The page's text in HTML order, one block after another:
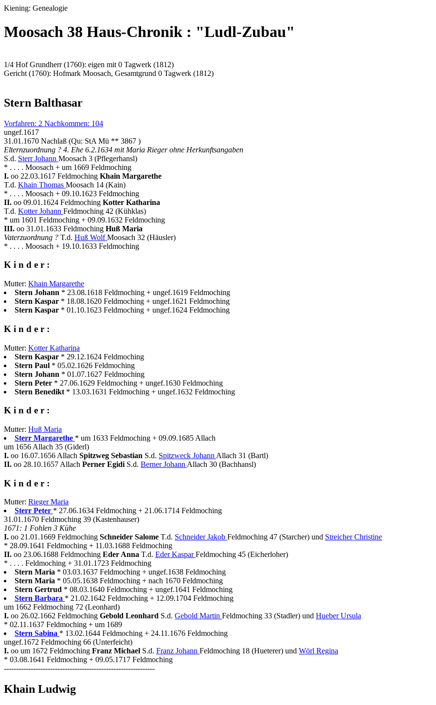
Kiening: Genealogie
Moosach 38 Haus-Chronik : "Ludl-Zubau"
1/4 Hof Grundherr (1760): eigen mit 0 Tagwerk (1812)
Gericht (1760): Hofmark Moosach, Gesamtgrund 0 Tagwerk (1812)
Stern Balthasar
Vorfahren: 2 Nachkommen: 104
ungef.1617
31.01.1670 Nachlaß (Qu: StA Mü ** 3867 )
Elternzuordnung ? 4. Ehe 6.2.1634 mit Maria Rieger ohne Herkunftsangaben
S.d. Sterr Johann Moosach 3 (Pflegerhansl)
* . . . . Moosach + um 1669 Feldmoching
I. oo 22.03.1617 Feldmoching Khain Margarethe
T.d. Khain Thomas Moosach 14 (Kain)
* . . . . Moosach + 09.10.1623 Feldmoching
II. oo 09.01.1624 Feldmoching Kotter Katharina
T.d. Kotter Johann Feldmoching 42 (Kühklas)
* um 1601 Feldmoching + 09.09.1632 Feldmoching
III. oo 31.01.1633 Feldmoching Huß Maria
Vaterzuordnung ? T.d. Huß WolfMoosach 32 (Häusler)
* . . . . Moosach + 19.10.1633 Feldmoching
K i n d e r :
Mutter: Khain Margarethe
Stern Johann * 23.08.1618 Feldmoching + ungef.1619 Feldmoching
Stern Kaspar * 18.08.1620 Feldmoching + ungef.1621 Feldmoching
Stern Kaspar * 01.10.1623 Feldmoching + ungef.1624 Feldmoching
K i n d e r :
Mutter: Kotter Katharina
Stern Kaspar * 29.12.1624 Feldmoching
Stern Paul * 05.02.1626 Feldmoching
Stern Johann * 01.07.1627 Feldmoching
Stern Peter * 27.06.1629 Feldmoching + ungef.1630 Feldmoching
Stern Benedikt * 13.03.1631 Feldmoching + ungef.1632 Feldmoching
K i n d e r :
Mutter: Huß Maria
Sterr Margarethe * um 1633 Feldmoching + 09.09.1685 Allach
um 1656 Allach 35 (Giderl)
I. oo 16.07.1656 Allach Spitzweg Sebastian S.d. Spitzweck Johann Allach 31 (Bartl)
II. oo 28.10.1657 Allach Perner Egidi S.d. Berner Johann Allach 30 (Bachhansl)
K i n d e r :
Mutter: Rieger Maria
Sterr Peter * 27.06.1634 Feldmoching + 21.06.1714 Feldmoching
31.01.1670 Feldmoching 39 (Kastenhauser)
1671: 1 Fohlen 3 Kühe
I. oo 21.01.1669 Feldmoching Schneider Salome T.d. Schneider Jakob Feldmoching 47 (Starcher) und Streicher Christine
* 28.09.1641 Feldmoching + 11.03.1688 Feldmoching
II. oo 23.06.1688 Feldmoching Eder Anna T.d. Eder KasparFeldmoching 45 (Eicherloher)
* . . . . Feldmoching + 31.01.1723 Feldmoching
Stern Maria * 03.03.1637 Feldmoching + ungef.1638 Feldmoching
Stern Maria * 05.05.1638 Feldmoching + nach 1670 Feldmoching
Stern Gertrud * 08.03.1640 Feldmoching + ungef.1641 Feldmoching
Stern Barbara * 21.02.1642 Feldmoching + 12.09.1704 Feldmoching
um 1662 Feldmoching 72 (Leonhard)
I. oo 26.02.1662 Feldmoching Gebold Leonhard S.d. Gebold Martin Feldmoching 33 (Stadler) und Hueber Ursula
* 02.11.1637 Feldmoching + um 1689
Stern Sabina * 13.02.1644 Feldmoching + 24.11.1676 Feldmoching
ungef.1672 Feldmoching 66 (Unterfeicht)
I. oo um 1672 Feldmoching Franz Michael S.d. Franz Johann Feldmoching 18 (Hueterer) und Wörl Regina
* 03.08.1641 Feldmoching + 09.05.1717 Feldmoching
--------------------------------------------------------------
Khain Ludwig